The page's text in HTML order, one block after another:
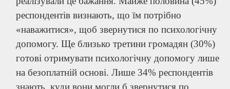
респондентів визнають, що їм потрібно
«наважитися», щоб звернутися по психологічну
допомогу. Ще близько третини громадян (30%)
готові отримувати психологічну допомогу лише
на безоплатній основі. Лише 34% респондентів
знають, куди вони могли б звернутися по